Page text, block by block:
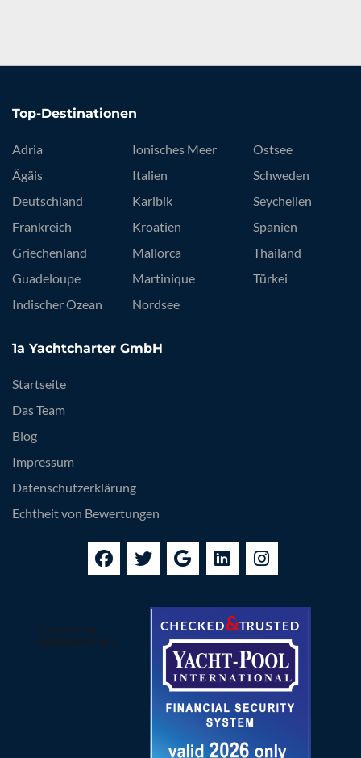
Top-Destinationen
Adria
Ägäis
Deutschland
Frankreich
Griechenland
Guadeloupe
Indischer Ozean
Ionisches Meer
Italien
Karibik
Kroatien
Mallorca
Martinique
Nordsee
Ostsee
Schweden
Seychellen
Spanien
Thailand
Türkei
1a Yachtcharter GmbH
Startseite
Das Team
Blog
Impressum
Datenschutzerklärung
Echtheit von Bewertungen